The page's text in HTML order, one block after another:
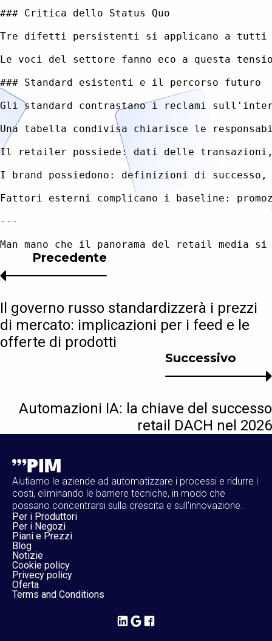
### Critica dello Status Quo
Tre difetti persistenti si applicano a tutti i
Le voci del settore fanno eco a questa
### Standard esistenti e il percorso futuro
Gli standard contrastano i reclami
Una tabella condivisa chiarisce le
Il retailer possiede: dati delle transazioni,
I brand possiedono: definizioni di
Fattori esterni complicano i baseline:
---
Successivo
Automazioni IA: la chiave del successo
retail DACH nel 2026
Precedente
Il governo russo standardizzerà i prezzi
di mercato: implicazioni per i feed e le
offerte di prodotti
Aiutiamo le aziende ad automatizzare i processi e ridurre i
costi, eliminando le barriere tecniche, in modo che
possano concentrarsi sulla crescita e sull'innovazione.
Per i Produttori
Per i Negozi
Piani e Prezzi
Blog
Notizie
Cookie policy
Privecy policy
Oferta
Terms and Conditions